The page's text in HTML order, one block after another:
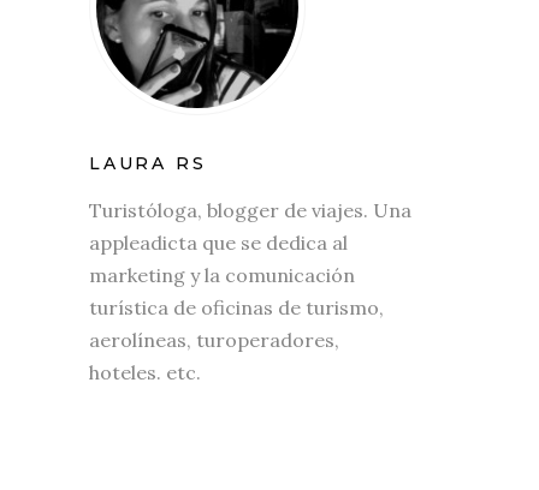
LAURA RS
Turistóloga, blogger de viajes. Una
appleadicta que se dedica al
marketing y la comunicación
turística de oficinas de turismo,
aerolíneas, turoperadores,
hoteles. etc.